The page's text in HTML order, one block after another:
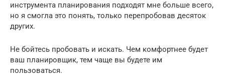
инструмента планирования подходят мне больше всего,
но я смогла это понять, только перепробовав десяток
других.
Не бойтесь пробовать и искать. Чем комфортнее будет
ваш планировщик, тем чаще вы будете им
пользоваться.